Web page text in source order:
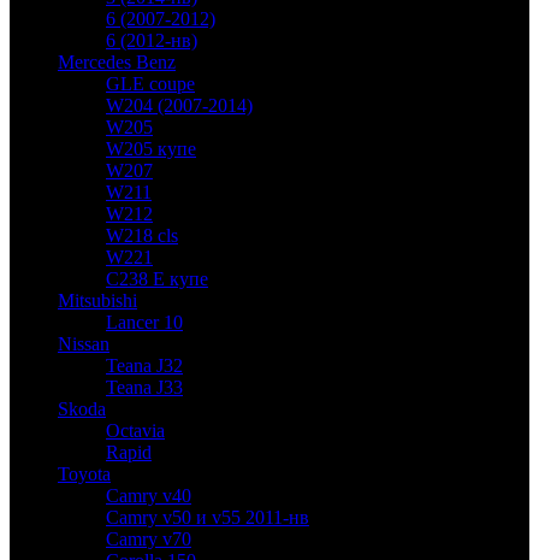
6 (2007-2012)
6 (2012-нв)
Mercedes Benz
GLE coupe
W204 (2007-2014)
W205
W205 купе
W207
W211
W212
W218 cls
W221
C238 E купе
Mitsubishi
Lancer 10
Nissan
Teana J32
Teana J33
Skoda
Octavia
Rapid
Toyota
Camry v40
Camry v50 и v55 2011-нв
Camry v70